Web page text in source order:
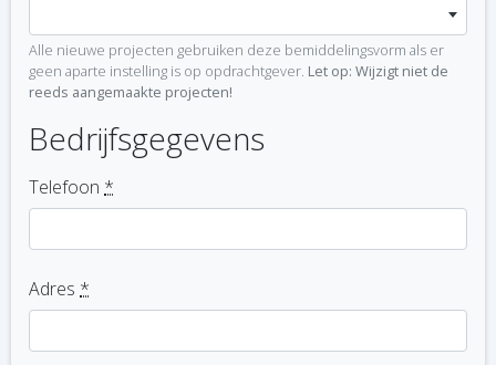
Alle nieuwe projecten gebruiken deze bemiddelingsvorm als er
geen aparte instelling is op opdrachtgever. Let op: Wijzigt niet de
reeds aangemaakte projecten!
Bedrijfsgegevens
Telefoon *
Adres *